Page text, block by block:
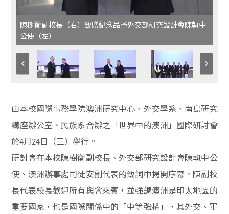
陳樹衡副校長（右）致贈紀念品予外交部研究設計會陳執中
公使（左）
由本校國際事務學院澳洲研究中心、外交學系、南島研究
講座辦公室、民族系合辦之「世界中的澳洲」國際研討會
於4月24日（三）舉行。
研討會在本校陳樹衡副校長、外交部研究設計會陳執中公
使、澳洲辦事處司徒安副代表的致詞中揭開序幕。陳副校
長代表校長歡迎所有與會來賓，並強調澳洲是印太地區的
重要國家，也是國際關係中的「中等強權」，其外交、軍